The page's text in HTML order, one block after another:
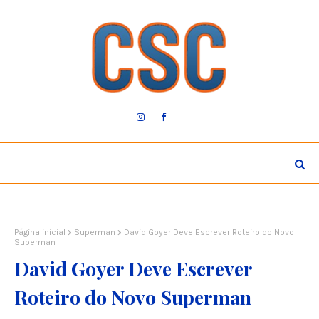
Página inicial Superman
David Goyer Deve Escrever Roteiro do Novo
Superman
David Goyer Deve Escrever
Roteiro do Novo Superman